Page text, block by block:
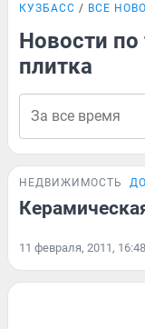
КУЗБАСС ВСЕ
Новости по
плитка
НЕДВИЖИМОСТЬ
11 февраля, 2011, 16:48